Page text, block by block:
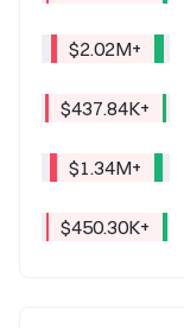
+$2.02M
+$437.84K
+$1.34M
+$450.30K